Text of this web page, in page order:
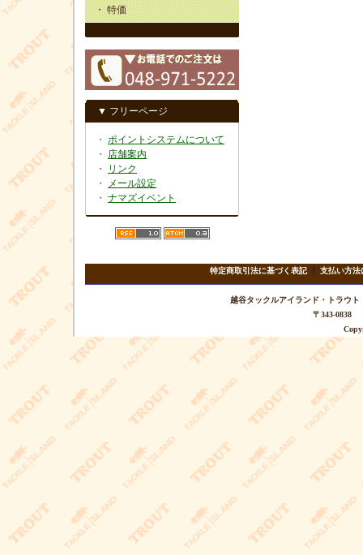
・ 特価
▼ フリーページ
・ ポイントシステムについて
・ 店舗案内
・
リンク
・
メール設定
・ ナマズイベント
特定商取引法に基づく表記｜ 支払い方法
越谷タックルアイランド・トラ
〒343-0838